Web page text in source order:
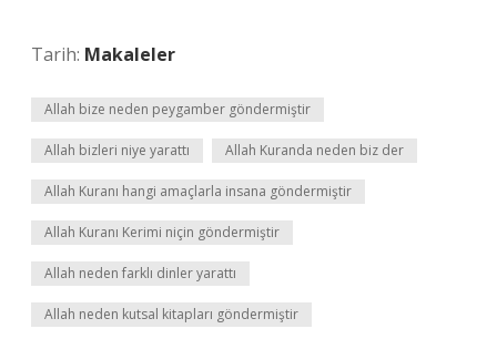
Tarih: Makaleler
Allah bize neden peygamber göndermiştir
Allah bizleri niye yarattı Allah Kuranda neden biz der
Allah Kuranı hangi amaçlarla insana göndermiştir
Allah Kuranı Kerimi niçin göndermiştir
Allah neden farklı dinler yarattı
Allah neden kutsal kitapları göndermiştir